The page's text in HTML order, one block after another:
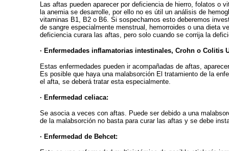
Las aftas pueden aparecer por deficiencia de hierro, folatos o
la anemia se desarrolle, por ello no es útil un análisis de
vitaminas B1, B2 o B6. Si sospechamos esto deberemos
de sangre especialmente menstrual, hemorroides o una dieta
deficiencia curara las aftas, pero solo cuando se corrija la
· Enfermedades inflamatorias intestinales, Crohn o Colitis
Estas enfermedades pueden ir acompañadas de aftas,
Es posible que haya una malabsorción El tratamiento de la
el afta, se deberá tratar esta especialmente.
· Enfermedad celiaca:
Se asocia a veces con aftas. Puede ser debido a una
de la malabsorción no basta para curar las aftas y se debe
· Enfermedad de Behcet: